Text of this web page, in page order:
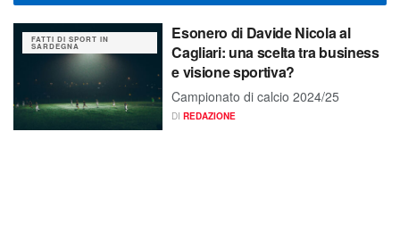
FATTI DI SPORT IN
SARDEGNA
Esonero di Davide Nicola al
Cagliari: una scelta tra business
e visione sportiva?
Campionato di calcio 2024/25
DI REDAZIONE